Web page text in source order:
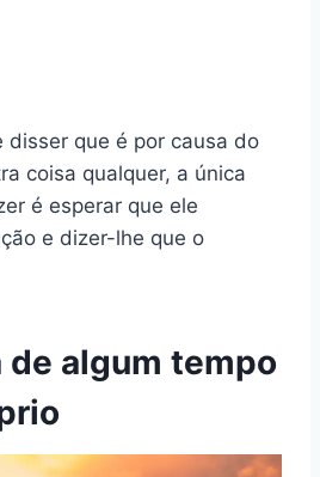
disser que é por causa do
coisa qualquer, a única
é esperar que ele
e dizer-lhe que o
de algum tempo